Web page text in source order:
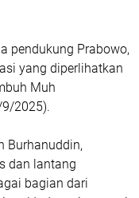
pendukung Prabowo,
yang diperlihatkan
Muh
2025).
Burhanuddin,
dan lantang
bagian dari